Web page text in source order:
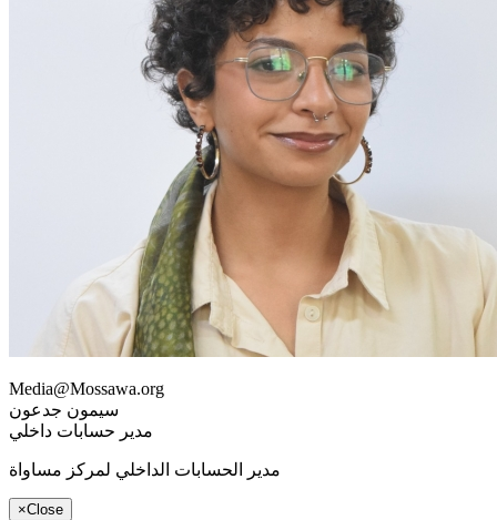
Media@Mossawa.org
سيمون جدعون
مدير حسابات داخلي
مدير الحسابات الداخلي لمركز مساواة
×Close